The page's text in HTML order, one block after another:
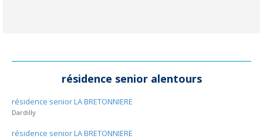
résidence senior alentours
résidence senior LA BRETONNIERE
Dardilly
résidence senior LA BRETONNIERE